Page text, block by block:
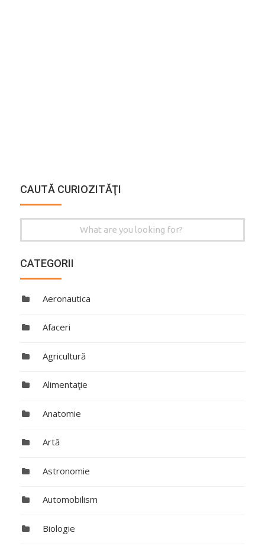
CAUTĂ CURIOZITĂŢI
for:
CATEGORII
Aeronautica
Afaceri
Agricultură
Alimentaţie
Anatomie
Artă
Astronomie
Automobilism
Biologie